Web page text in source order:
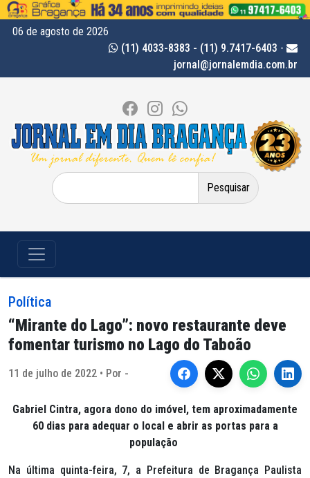
06 de agosto de 2026
(11) 4033-8383 - (11) 9.7417-6403 -
jornal@jornalemdia.com.br
Pesquisar
por:
Política
“Mirante do Lago”: novo restaurante deve
fomentar turismo no Lago do Taboão
11 de julho de 2022 • Por -
Gabriel Cintra, agora dono do imóvel, tem aproximadamente
60 dias para adequar o local e abrir as portas para a
população
Na última quinta-feira, 7, a Prefeitura de Bragança Paulista